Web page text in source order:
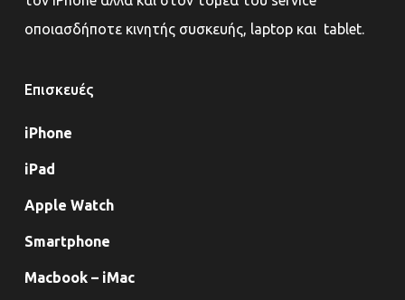
οποιασδήποτε κινητής συσκευής, laptop και tablet.
Επισκευές
iPhone
iPad
Apple Watch
Smartphone
Macbook – iMac